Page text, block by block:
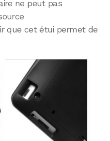
ne peut pas
que cet étui permet de